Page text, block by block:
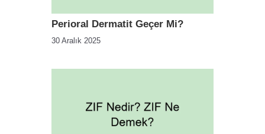
Perioral Dermatit Geçer Mi?
30 Aralık 2025